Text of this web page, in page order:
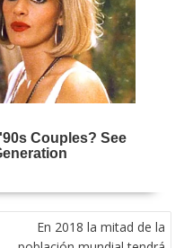
En 2018 la mitad de la